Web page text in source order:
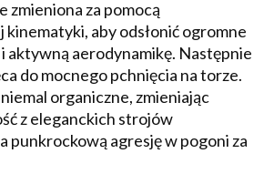
zmieniona za pomocą
aby odsłonić ogromne
aktywną aerodynamikę. Następnie
do mocnego pchnięcia na torze.
organiczne, zmieniając
z eleganckich strojów
punkrockową agresję w pogoni za